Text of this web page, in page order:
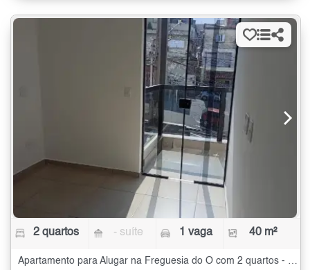
2 quartos - suíte 1 vaga 40 m²
Apartamento para Alugar na Freguesia do Ó com 2 quartos - 40 m²